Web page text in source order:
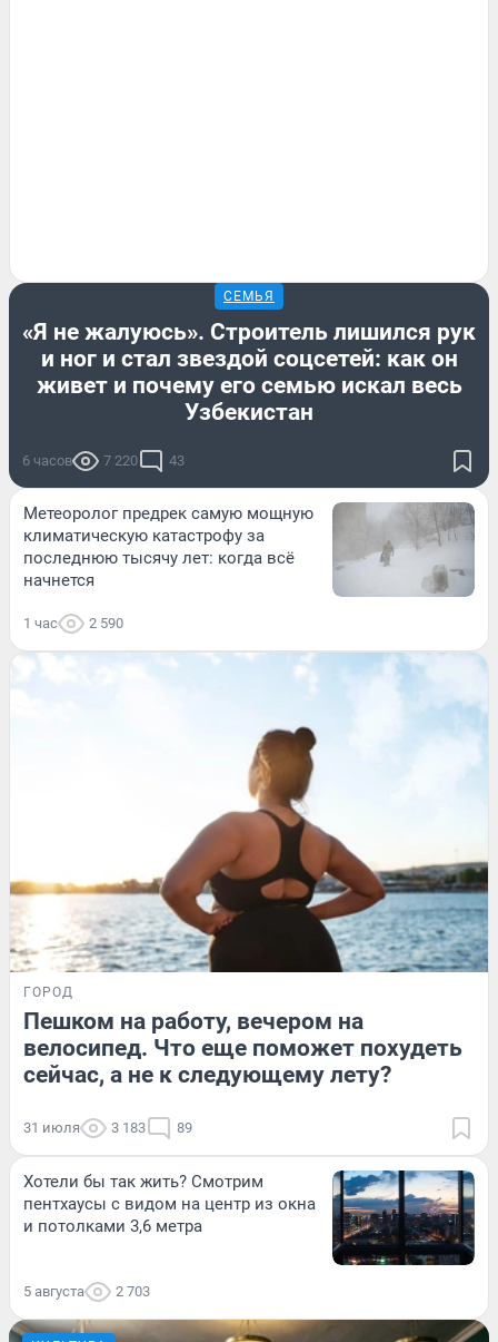
СЕМЬЯ
«Я не жалуюсь». Строитель лишился рук
и ног и стал звездой соцсетей: как он
живет и почему его семью искал весь
Узбекистан
6 часов 7 220 43
Метеоролог предрек самую мощную
климатическую катастрофу за
последнюю тысячу лет: когда всё
начнется
1 час 2 590
ГОРОД
Пешком на работу, вечером на
велосипед. Что еще поможет похудеть
сейчас, а не к следующему лету?
31 июля 3 183 89
Хотели бы так жить? Смотрим
пентхаусы с видом на центр из окна
и потолками 3,6 метра
5 августа 2 703